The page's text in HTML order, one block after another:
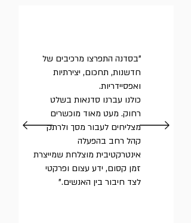
"בסדנה התפרצו מרכיבים של
חדשנות, תחכום, יצירתיות
ואפסיידריות.
כולנו עברנו סדנאות בשלט
רחוק. מעט מאוד מוכשרים
מצליחים לעבור מסך ולרתק
קהל רחב בהפעלה
אינטרקטיבית מוצלחת שמייצרת
זמן קסום, ידע עצום ופרקטי
לצד חיבור בין האנשים."